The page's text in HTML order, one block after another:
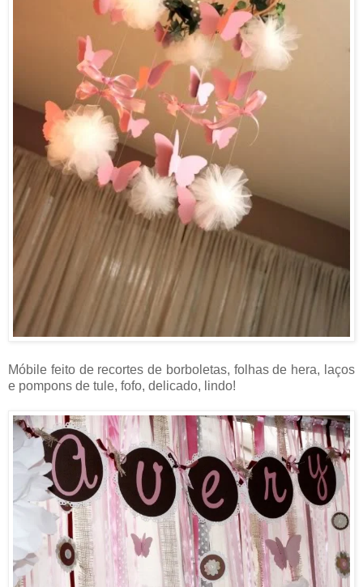
Móbile feito de recortes de borboletas, folhas de hera, laços
e pompons de tule, fofo, delicado, lindo!